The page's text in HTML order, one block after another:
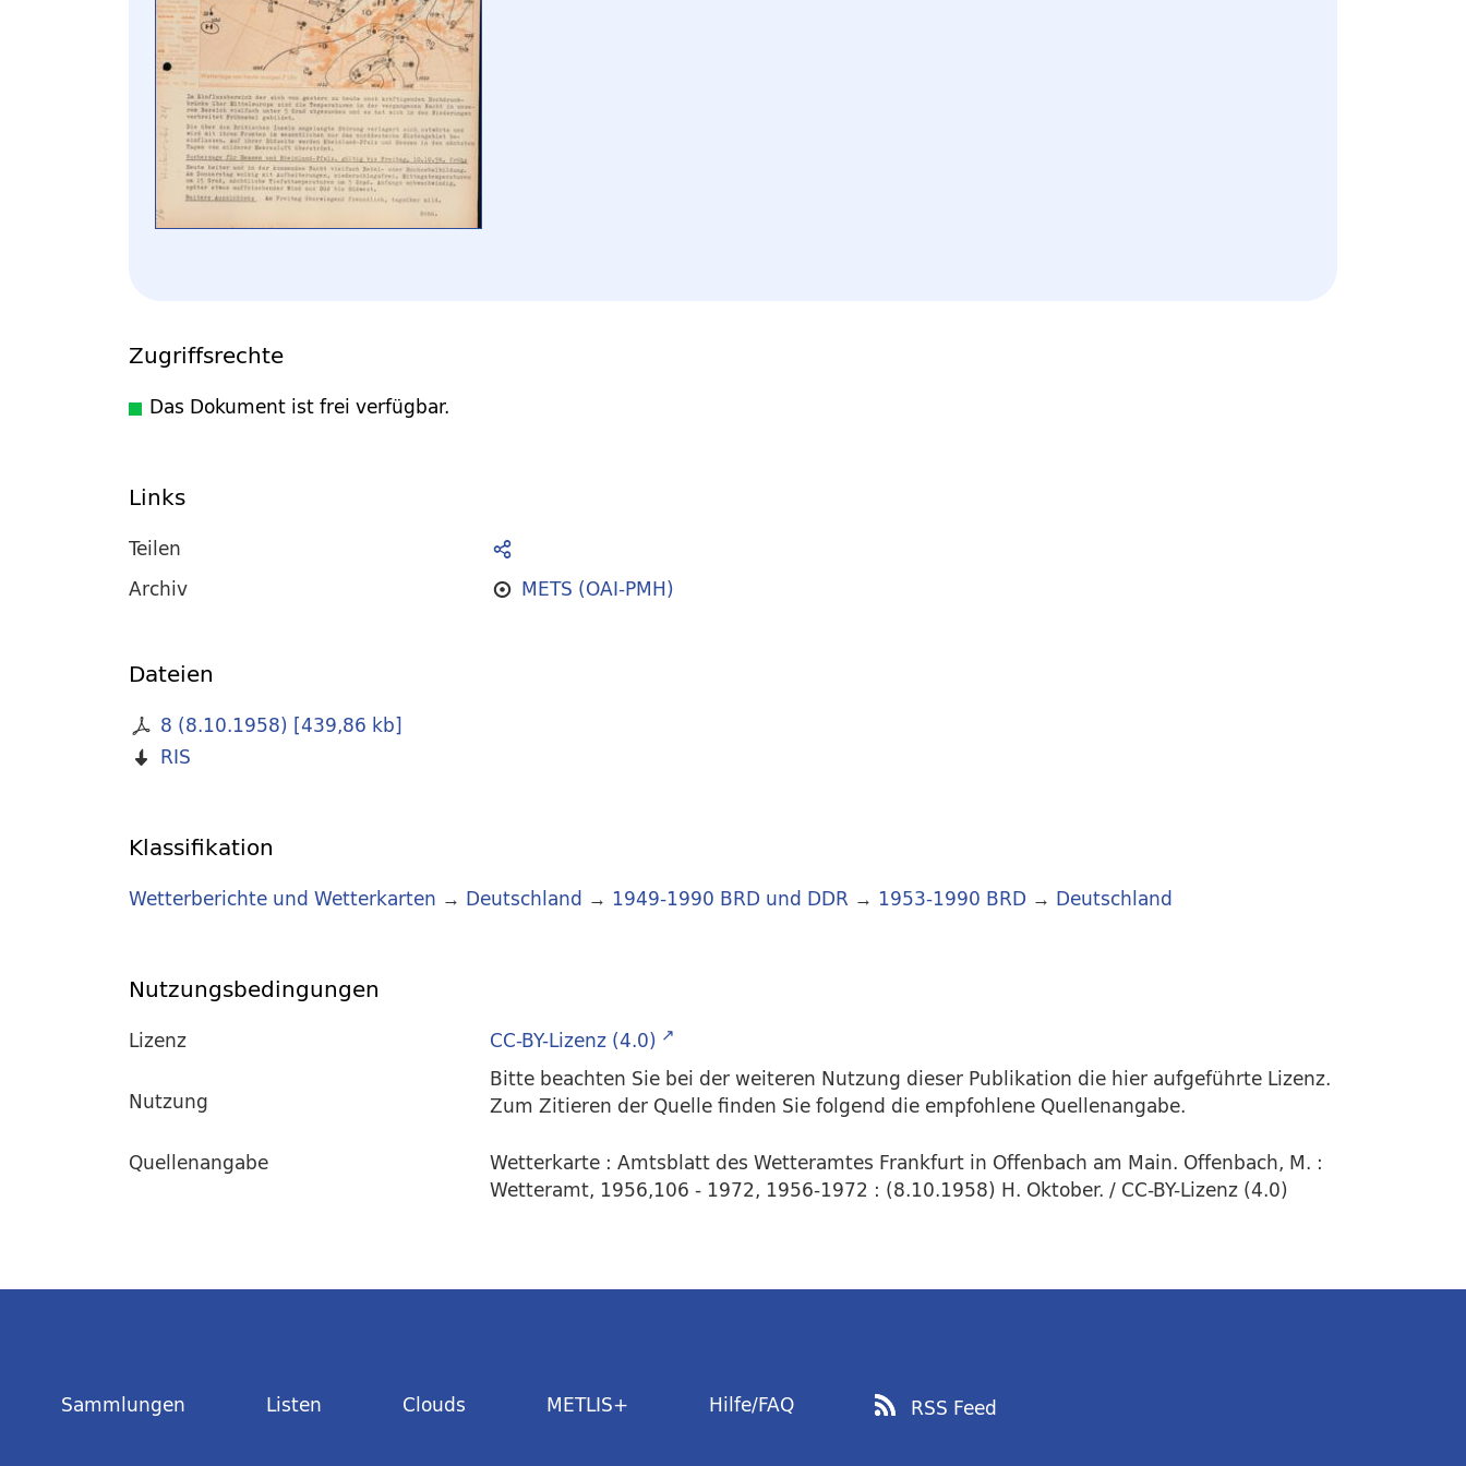
Zugriffsrechte
Das Dokument ist frei verfügbar.
Links
Teilen
Archiv
METS (OAI-PMH)
Dateien
8 (8.10.1958) [439,86 kb]
RIS
Klassifikation
Wetterberichte und Wetterkarten → Deutschland → 1949-1990 BRD und DDR → 1953-1990 BRD → Deutschland
Nutzungsbedingungen
Lizenz
CC-BY-Lizenz (4.0)
Nutzung
Bitte beachten Sie bei der weiteren Nutzung dieser Publikation die hier aufgeführte Lizenz.
Zum Zitieren der Quelle finden Sie folgend die empfohlene Quellenangabe.
Quellenangabe
Wetterkarte : Amtsblatt des Wetteramtes Frankfurt in Offenbach am Main. Offenbach, M. :
Wetteramt, 1956,106 - 1972, 1956-1972 : (8.10.1958) H. Oktober. / CC-BY-Lizenz (4.0)
Sammlungen Listen Clouds METLIS+ Hilfe/FAQ RSS Feed